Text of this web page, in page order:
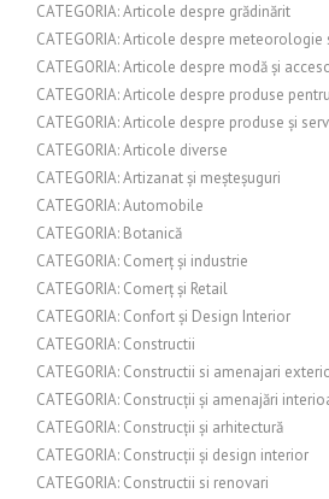
CATEGORIA: Articole despre grădinărit
CATEGORIA: Articole despre
CATEGORIA: Articole despre modă și
CATEGORIA: Articole despre produse
CATEGORIA: Articole despre produse și
CATEGORIA: Articole diverse
CATEGORIA: Artizanat și meșteșuguri
CATEGORIA: Automobile
CATEGORIA: Botanică
CATEGORIA: Comerț și industrie
CATEGORIA: Comerț și Retail
CATEGORIA: Confort și Design Interior
CATEGORIA: Constructii
CATEGORIA: Constructii si amenajari
CATEGORIA: Construcții și amenajări
CATEGORIA: Construcții și arhitectură
CATEGORIA: Construcții și design interior
CATEGORIA: Constructii si renovari